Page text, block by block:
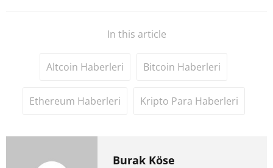
In this article
Altcoin Haberleri Bitcoin Haberleri
Ethereum Haberleri Kripto Para Haberleri
Burak Köse